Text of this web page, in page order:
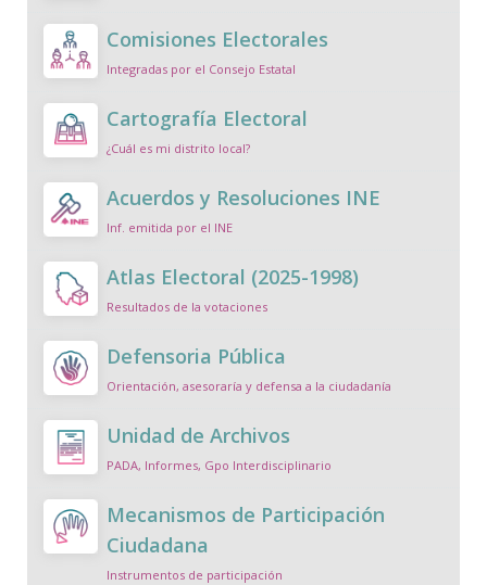
Comisiones Electorales
Integradas por el Consejo Estatal
Cartografía Electoral
¿Cuál es mi distrito local?
Acuerdos y Resoluciones INE
Inf. emitida por el INE
Atlas Electoral (2025-1998)
Resultados de la votaciones
Defensoria Pública
Orientación, asesoraría y defensa a la ciudadanía
Unidad de Archivos
PADA, Informes, Gpo Interdisciplinario
Mecanismos de Participación
Ciudadana
Instrumentos de participación